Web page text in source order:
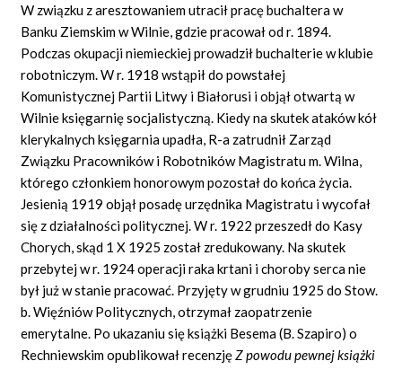
W związku z aresztowaniem utracił pracę buchaltera w
Banku Ziemskim w Wilnie, gdzie pracował od r. 1894.
Podczas okupacji niemieckiej prowadził buchalterie w klubie
robotniczym. W r. 1918 wstąpił do powstałej
Komunistycznej Partii Litwy i Białorusi i objął otwartą w
Wilnie księgarnię socjalistyczną. Kiedy na skutek ataków kół
klerykalnych księgarnia upadła, R-a zatrudnił Zarząd
Związku Pracowników i Robotników Magistratu m. Wilna,
którego członkiem honorowym pozostał do końca życia.
Jesienią 1919 objął posadę urzędnika Magistratu i wycofał
się z działalności politycznej. W r. 1922 przeszedł do Kasy
Chorych, skąd 1 X 1925 został zredukowany. Na skutek
przebytej w r. 1924 operacji raka krtani i choroby serca nie
był już w stanie pracować. Przyjęty w grudniu 1925 do Stow.
b. Więźniów Politycznych, otrzymał zaopatrzenie
emerytalne. Po ukazaniu się książki Besema (B. Szapiro) o
Rechniewskim opublikował recenzjęZ powodu pewnej książki